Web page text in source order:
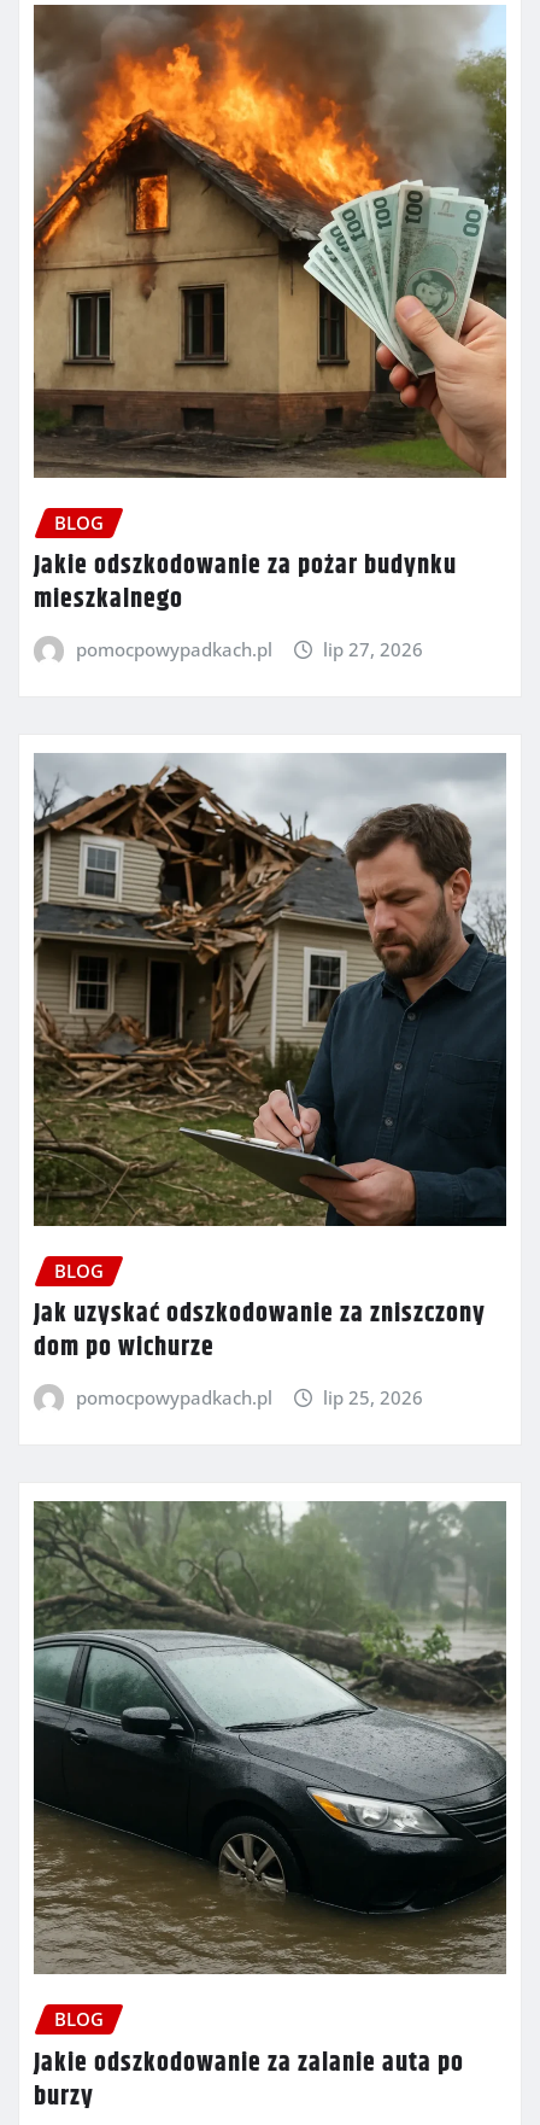
BLOG
Jakie odszkodowanie za pożar budynku
mieszkalnego
pomocpowypadkach.pl lip 27, 2026
BLOG
Jak uzyskać odszkodowanie za zniszczony
dom po wichurze
pomocpowypadkach.pl lip 25, 2026
BLOG
Jakie odszkodowanie za zalanie auta po
burzy